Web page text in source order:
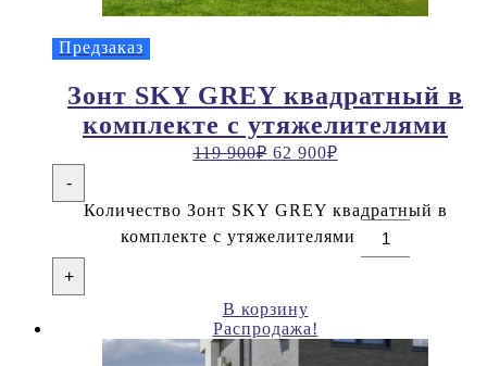
Предзаказ
Зонт SKY GREY квадратный в
комплекте с утяжелителями
119 900₽ 62 900₽
-
Количество Зонт SKY GREY квадратный в
комплекте с утяжелителями
+
В корзину
Распродажа!